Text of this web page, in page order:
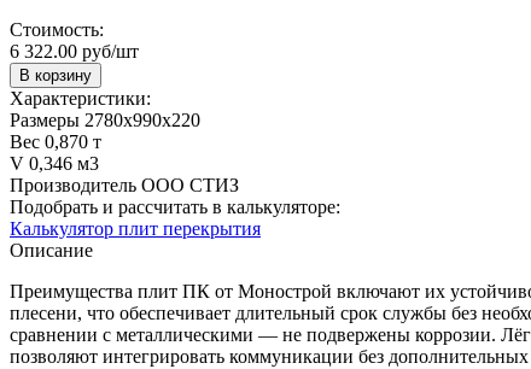
Стоимость:
6 322.00 руб/шт
В корзину
Характеристики:
Размеры 2780х990х220
Вес 0,870 т
V 0,346 м3
Производитель ООО СТИЗ
Подобрать и рассчитать в калькуляторе:
Калькулятор плит перекрытия
Описание
Преимущества плит ПК от Монострой включают их
плесени, что обеспечивает длительный срок службы без
сравнении с металлическими — не подвержены коррозии.
позволяют интегрировать коммуникации без дополнительных